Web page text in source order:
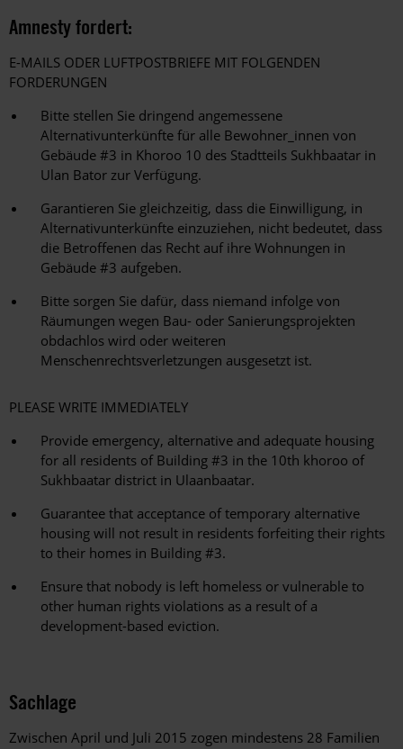
Amnesty fordert:
E-MAILS ODER LUFTPOSTBRIEFE MIT FOLGENDEN
FORDERUNGEN
Bitte stellen Sie dringend angemessene
Alternativunterkünfte für alle Bewohner_innen von
Gebäude #3 in Khoroo 10 des Stadtteils Sukhbaatar in
Ulan Bator zur Verfügung.
Garantieren Sie gleichzeitig, dass die Einwilligung, in
Alternativunterkünfte einzuziehen, nicht bedeutet, dass
die Betroffenen das Recht auf ihre Wohnungen in
Gebäude #3 aufgeben.
Bitte sorgen Sie dafür, dass niemand infolge von
Räumungen wegen Bau- oder Sanierungsprojekten
obdachlos wird oder weiteren
Menschenrechtsverletzungen ausgesetzt ist.
PLEASE WRITE IMMEDIATELY
Provide emergency, alternative and adequate housing
for all residents of Building #3 in the 10th khoroo of
Sukhbaatar district in Ulaanbaatar.
Guarantee that acceptance of temporary alternative
housing will not result in residents forfeiting their rights
to their homes in Building #3.
Ensure that nobody is left homeless or vulnerable to
other human rights violations as a result of a
development-based eviction.
Sachlage
Zwischen April und Juli 2015 zogen mindestens 28 Familien